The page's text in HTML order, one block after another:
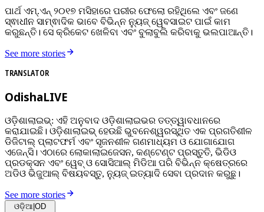
ପାର୍ଥ ଏମ୍‌.ଏନ୍‌ ୨୦୧୭ ମସିହାରେ ପରୀର ଫେଲୋ ରହିଥିଲେ ଏବଂ ଜଣେ
ସ୍ଵାଧୀନ ସାମ୍ଵାଦିକ ଭାବେ ବିଭିନ୍ନ ନ୍ୟୁଜ୍‌ ୱେବସାଇଟ ପାଇଁ କାମ
କରୁଛନ୍ତି। ସେ କ୍ରିକେଟ ଖେଳିବା ଏବଂ ବୁଲାବୁଲି କରିବାକୁ ଭଲପାଆନ୍ତି।
See more stories
TRANSLATOR
OdishaLIVE
ଓଡ଼ିଶାଲାଇଭ୍: ଏହି ଅନୁବାଦ ଓଡ଼ିଶାଲାଇଭର ତତ୍ତ୍ୱାବଧାନରେ
କରାଯାଇଛି। ଓଡ଼ିଶାଲାଇଭ୍ ହେଉଛି ଭୁବନେଶ୍ୱରସ୍ଥିତ ଏକ ପ୍ରଗତିଶୀଳ
ଡିଜିଟାଲ୍ ପ୍ଲାଟଫର୍ମ ଏବଂ ସୃଜନଶୀଳ ଗଣମାଧ୍ୟମ ଓ ଯୋଗାଯୋଗ
ଏଜେନ୍ସି। ଏଠାରେ ଲୋକାଲାଇଜେସନ, କଣ୍ଟେଣ୍ଟ ପ୍ରସ୍ତୁତି, ଭିଡିଓ
ପ୍ରଡକ୍ସନ ଏବଂ ୱେବ୍ ଓ ସୋସିଆଲ୍ ମିଡିଆ ପରି ବିଭିନ୍ନ କ୍ଷେତ୍ରରେ
ଅଡିଓ ଭିଜୁଆଲ୍‌ ବିଷୟବସ୍ତୁ, ନ୍ୟୁଜ୍ ଇତ୍ୟାଦି ସେବା ପ୍ରଦାନ କରୁଛୁ।
See more stories
ଓଡ଼ିଆ OD